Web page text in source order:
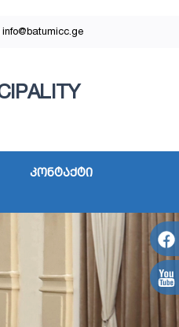
info@batumicc.ge
კონტაქტი